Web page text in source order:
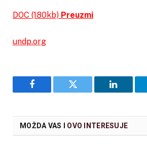
DOC (180kb) Preuzmi
undp.org
Facebook Twitter LinkedIn
MOŽDA VAS I OVO INTERESUJE